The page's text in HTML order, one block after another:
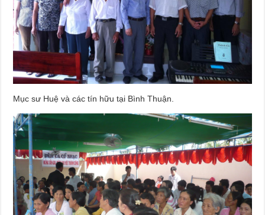
Mục sư Huệ và các tín hữu tại Bình Thuận.